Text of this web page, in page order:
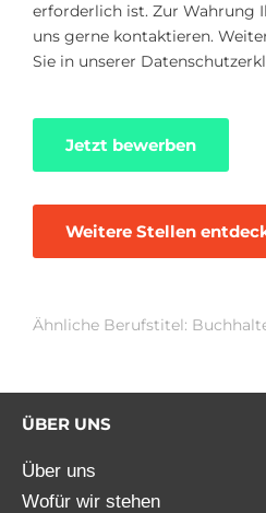
erforderlich ist. Zur Wahrung
uns gerne kontaktieren.
Sie in unserer
Jetzt bewerben
Weitere Stellen
Ähnliche Berufstitel:
ÜBER UNS
Über uns
Wofür wir stehen